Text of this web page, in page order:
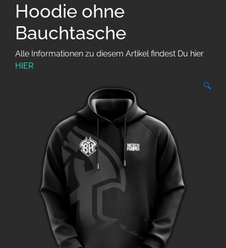
Hoodie ohne
Bauchtasche
Alle Informationen zu diesem Artikel findest Du hier
HIER
🔍